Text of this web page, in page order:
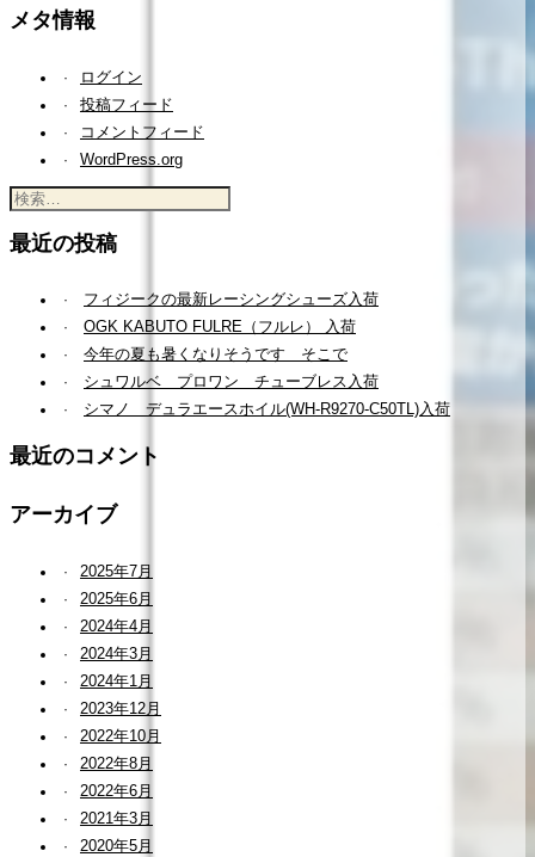
メタ情報
ログイン
投稿フィード
コメントフィード
WordPress.org
検
索:
最近の投稿
フィジークの最新レーシングシューズ入荷
OGK KABUTO FULRE（フルレ） 入荷
今年の夏も暑くなりそうです そこで
シュワルベ プロワン チューブレス入荷
シマノ デュラエースホイル(WH-R9270-C50TL)入荷
最近のコメント
アーカイブ
2025年7月
2025年6月
2024年4月
2024年3月
2024年1月
2023年12月
2022年10月
2022年8月
2022年6月
2021年3月
2020年5月